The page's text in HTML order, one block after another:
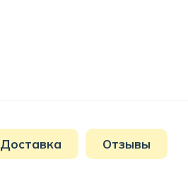
Доставка Отзывы